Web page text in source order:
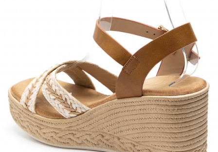
поръчката си на момента с карта. Останалата сума се
разделя на 3 равни месечни вноски без оскъпяване. За
покупки на стойност до 1000 лв. / €511.31
Плащане на 6 вноски. Стойността на поръчката се
разпределя в 6 равни месечни вноски с оскъпяване. За
покупки на стойност до 2000 лв. / €1022.61
Credit calculator
Дамски бежови сандали на платформа- Izida Beige
12008
Please select credit institution
Цена на продукта: €32.00
Extraction of information from credit institutions
Предоставената таблица е с информационна цел.
Добавете продукта в количката си с бутона "Добави в
количката" и при поръчка ще можете да изберете броя
вноски на кредита.